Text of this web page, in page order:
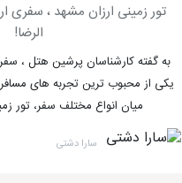
تور زمینی ارزان مشهد ، سفری
الرضا!
به گفته کارشناسان پرشین هتل ،
یکی از محبوب ترین تجربه های
میان انواع مختلف سفر، تور
سارا دشتی